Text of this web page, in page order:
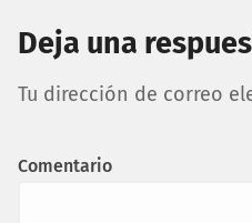
Deja una
Tu dirección de correo
Comentario